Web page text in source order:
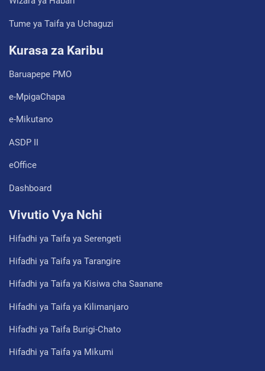
Tume ya Taifa ya Uchaguzi
Kurasa za Karibu
Baruapepe PMO
e-MpigaChapa
e-Mikutano
ASDP II
eOffice
Dashboard
Vivutio Vya Nchi
Hifadhi ya Taifa ya Serengeti
Hifadhi ya Taifa ya Tarangire
Hifadhi ya Taifa ya Kisiwa cha Saanane
Hifadhi ya Taifa ya Kilimanjaro
Hifadhi ya Taifa Burigi-Chato
Hifadhi ya Taifa ya Mikumi